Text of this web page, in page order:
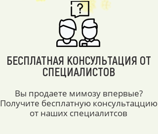
БЕСПЛАТНАЯ КОНСУЛЬТАЦИЯ ОТ
СПЕЦИАЛИСТОВ
Вы продаете мимозу впервые?
Получите бесплатную консультаццию
от наших специалитсов